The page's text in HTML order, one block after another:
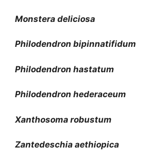
Monstera deliciosa
Philodendron bipinnatifidum
Philodendron hastatum
Philodendron hederaceum
Xanthosoma robustum
Zantedeschia aethiopica